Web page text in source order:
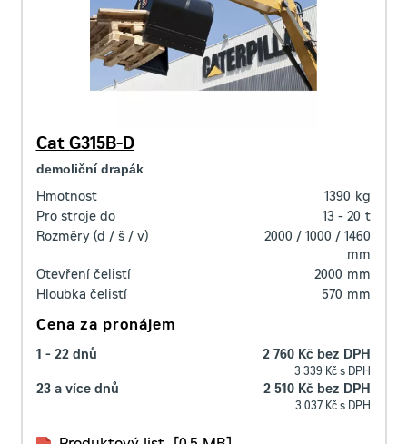
Cat G315B-D
demoliční drapák
Hmotnost 1390 kg
Pro stroje do
13 - 20 t
Rozměry (d / š / v)
2000 / 1000 / 1460
mm
Otevření čelistí
2000 mm
Hloubka čelistí
570 mm
Cena za pronájem
1 - 22 dnů 2 760 Kč bez DPH
3 339 Kč s DPH
23 a více dnů 2 510 Kč bez DPH
3 037 Kč s DPH